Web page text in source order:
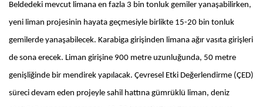
Beldedeki mevcut limana en fazla 3 bin tonluk gemiler yanaşabilirken,
yeni liman projesinin hayata geçmesiyle birlikte 15-20 bin tonluk
gemilerde yanaşabilecek. Karabiga girişinden limana ağır vasıta girişleri
de sona erecek. Liman girişine 900 metre uzunluğunda, 50 metre
genişliğinde bir mendirek yapılacak. Çevresel Etki Değerlendirme (ÇED)
süreci devam eden projeyle sahil hattına gümrüklü liman, deniz